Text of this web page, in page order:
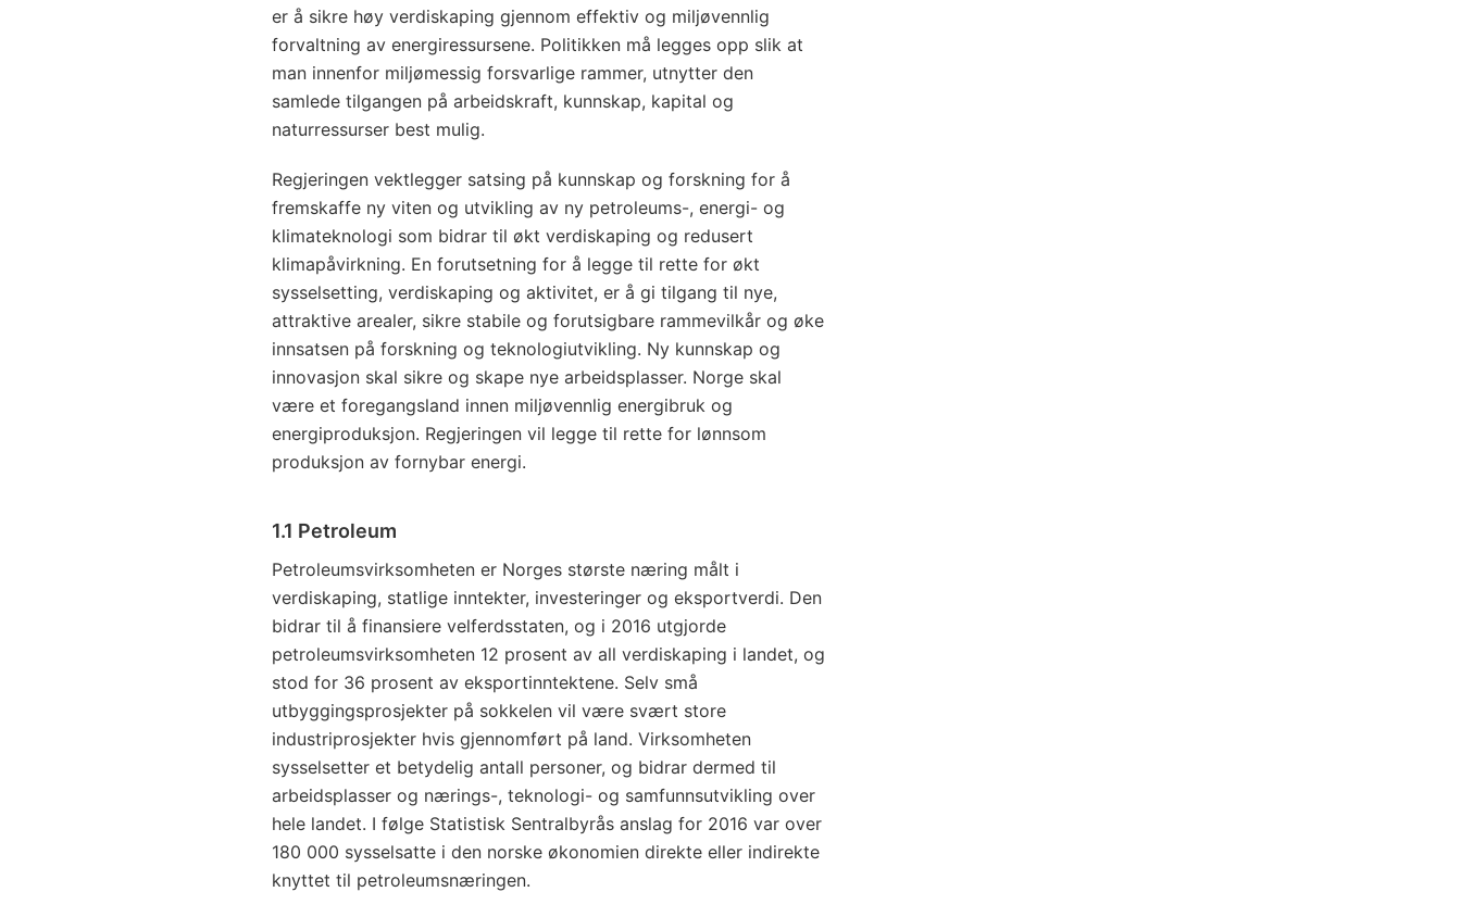
er å sikre høy verdiskaping gjennom effektiv og miljøvennlig
forvaltning av energiressursene. Politikken må legges opp slik at
man innenfor miljømessig forsvarlige rammer, utnytter den
samlede tilgangen på arbeidskraft, kunnskap, kapital og
naturressurser best mulig.
Regjeringen vektlegger satsing på kunnskap og forskning for å
fremskaffe ny viten og utvikling av ny petroleums-, energi- og
klimateknologi som bidrar til økt verdiskaping og redusert
klimapåvirkning. En forutsetning for å legge til rette for økt
sysselsetting, verdiskaping og aktivitet, er å gi tilgang til nye,
attraktive arealer, sikre stabile og forutsigbare rammevilkår og øke
innsatsen på forskning og teknologiutvikling. Ny kunnskap og
innovasjon skal sikre og skape nye arbeidsplasser. Norge skal
være et foregangsland innen miljøvennlig energibruk og
energiproduksjon. Regjeringen vil legge til rette for lønnsom
produksjon av fornybar energi.
1.1 Petroleum
Petroleumsvirksomheten er Norges største næring målt i
verdiskaping, statlige inntekter, investeringer og eksportverdi. Den
bidrar til å finansiere velferdsstaten, og i 2016 utgjorde
petroleumsvirksomheten 12 prosent av all verdiskaping i landet, og
stod for 36 prosent av eksportinntektene. Selv små
utbyggingsprosjekter på sokkelen vil være svært store
industriprosjekter hvis gjennomført på land. Virksomheten
sysselsetter et betydelig antall personer, og bidrar dermed til
arbeidsplasser og nærings-, teknologi- og samfunnsutvikling over
hele landet. I følge Statistisk Sentralbyrås anslag for 2016 var over
180 000 sysselsatte i den norske økonomien direkte eller indirekte
knyttet til petroleumsnæringen.